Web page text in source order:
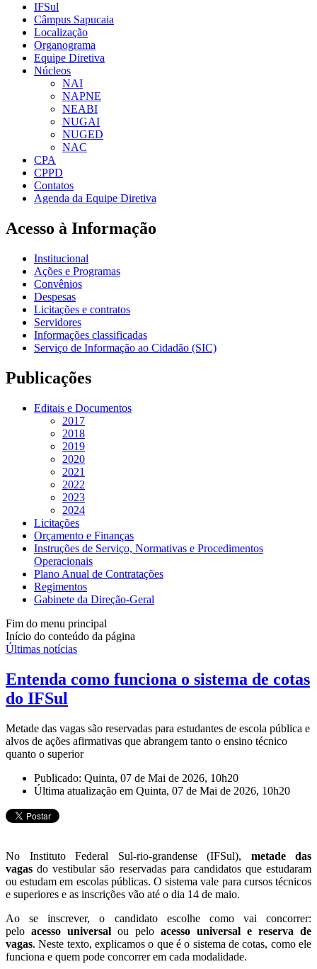
IFSul
Câmpus Sapucaia
Localização
Organograma
Equipe Diretiva
Núcleos
NAI
NAPNE
NEABI
NUGAI
NUGED
NAC
CPA
CPPD
Contatos
Agenda da Equipe Diretiva
Acesso à Informação
Institucional
Ações e Programas
Convênios
Despesas
Licitações e contratos
Servidores
Informações classificadas
Serviço de Informação ao Cidadão (SIC)
Publicações
Editais e Documentos
2017
2018
2019
2020
2021
2022
2023
2024
Licitações
Orçamento e Finanças
Instruções de Serviço, Normativas e Procedimentos
Operacionais
Plano Anual de Contratações
Regimentos
Gabinete da Direção-Geral
Fim do menu principal
Início do conteúdo da página
Últimas notícias
Entenda como funciona o sistema de cotas
do IFSul
Metade das vagas são reservadas para estudantes de escola pública e
alvos de ações afirmativas que abrangem tanto o ensino técnico
quanto o superior
Publicado: Quinta, 07 de Mai de 2026, 10h20
Última atualização em Quinta, 07 de Mai de 2026, 10h20
No Instituto Federal Sul-rio-grandense (IFSul), metade das
vagas do vestibular são reservadas para candidatos que estudaram
ou estudam em escolas públicas. O sistema vale para cursos técnicos
e superiores e as inscrições vão até o dia 14 de maio.
Ao se inscrever, o candidato escolhe como vai concorrer:
pelo acesso universal ou pelo acesso universal e reserva de
vagas. Neste texto, explicamos o que é o sistema de cotas, como ele
funciona e quem pode concorrer em cada modalidade.